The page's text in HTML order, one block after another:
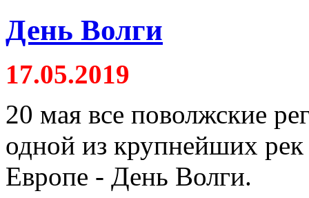
День Волги
17.05.2019
20 мая все поволжские
одной из крупнейших
Европе - День Волги.